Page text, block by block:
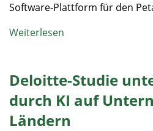
Software-Plattform für den
Weiterlesen
Deloitte-Studie
durch KI auf
Ländern